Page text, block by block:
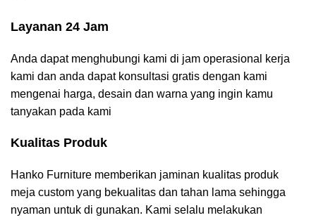
Layanan 24 Jam
Anda dapat menghubungi kami di jam operasional kerja
kami dan anda dapat konsultasi gratis dengan kami
mengenai harga, desain dan warna yang ingin kamu
tanyakan pada kami
Kualitas Produk
Hanko Furniture memberikan jaminan kualitas produk
meja custom yang bekualitas dan tahan lama sehingga
nyaman untuk di gunakan. Kami selalu melakukan